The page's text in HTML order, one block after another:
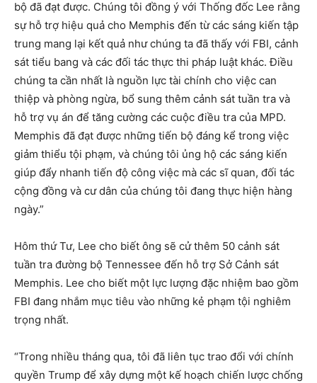
bộ đã đạt được. Chúng tôi đồng ý với Thống đốc Lee rằng
sự hỗ trợ hiệu quả cho Memphis đến từ các sáng kiến ​​tập
trung mang lại kết quả như chúng ta đã thấy với FBI, cảnh
sát tiểu bang và các đối tác thực thi pháp luật khác. Điều
chúng ta cần nhất là nguồn lực tài chính cho việc can
thiệp và phòng ngừa, bổ sung thêm cảnh sát tuần tra và
hỗ trợ vụ án để tăng cường các cuộc điều tra của MPD.
Memphis đã đạt được những tiến bộ đáng kể trong việc
giảm thiểu tội phạm, và chúng tôi ủng hộ các sáng kiến ​​
giúp đẩy nhanh tiến độ công việc mà các sĩ quan, đối tác
cộng đồng và cư dân của chúng tôi đang thực hiện hàng
ngày.”
Hôm thứ Tư, Lee cho biết ông sẽ cử thêm 50 cảnh sát
tuần tra đường bộ Tennessee đến hỗ trợ Sở Cảnh sát
Memphis. Lee cho biết một lực lượng đặc nhiệm bao gồm
FBI đang nhắm mục tiêu vào những kẻ phạm tội nghiêm
trọng nhất.
“Trong nhiều tháng qua, tôi đã liên tục trao đổi với chính
quyền Trump để xây dựng một kế hoạch chiến lược chống